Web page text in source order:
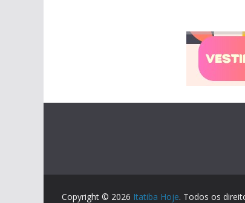
Copyright © 2026 Itatiba Hoje. Todos os